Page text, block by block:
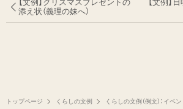
【文例】クリスマスプレゼントの
添え状（義理の妹へ）
【文例】
トップページ くらしの文例 くらしの文例（例文）：イベ